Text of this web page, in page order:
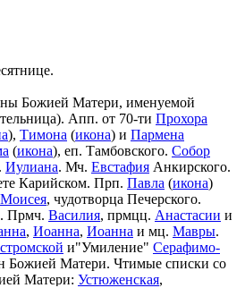
Божией Матери, именуемой
Апп. от 70-ти Прохора
), Тимона (икона) и Пармена
(икона), еп. Тамбовского. Собор
Иулиана. Мч. Евстафия Анкирского.
Карийском. Прп. Павла (икона)
Моисея, чудотворца Печерского.
Прмч. Василия, прмцц. Анастасии и
, Иоанна, Иоанна и мц. Мавры.
и"Умиление" Серафимо-
Божией Матери. Чтимые списки со
Матери: Устюженская,